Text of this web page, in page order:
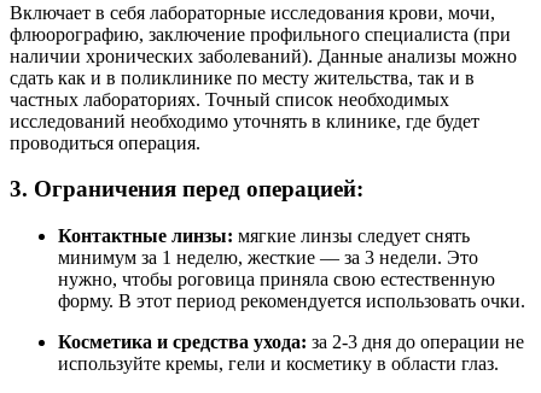
Включает в себя лабораторные исследования крови, мочи,
флюорографию, заключение профильного специалиста (при
наличии хронических заболеваний). Данные анализы можно
сдать как и в поликлинике по месту жительства, так и в
частных лабораториях. Точный список необходимых
исследований необходимо уточнять в клинике, где будет
проводиться операция.
3. Ограничения перед операцией:
Контактные линзы: мягкие линзы следует снять
минимум за 1 неделю, жесткие — за 3 недели. Это
нужно, чтобы роговица приняла свою естественную
форму. В этот период рекомендуется использовать очки.
Косметика и средства ухода: за 2-3 дня до операции не
используйте кремы, гели и косметику в области глаз.